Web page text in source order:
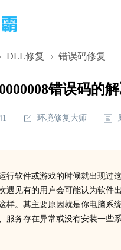
DLL修复 错误码修复
错误码的
环境修复大师
行软件或游戏的时候就出现过
遇见有的用户会可能认为软件
样。其主要原因就是你电脑系
服务存在异常或没有安装一些